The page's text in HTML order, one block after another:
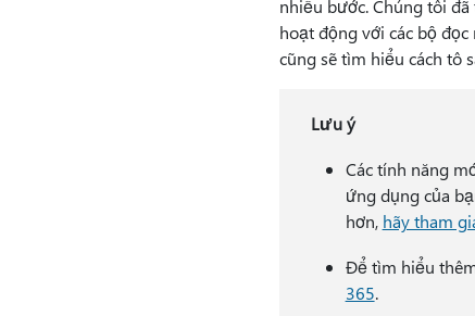
nhiều bước. Chúng tôi
hoạt động với các bộ
cũng sẽ tìm hiểu cách tô
Lưu ý
Các tính năng
ứng dụng của
hơn, hãy tham
Để tìm hiểu
365.